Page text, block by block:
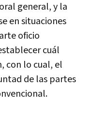
general, y la
en situaciones
oficio
cuál
con lo cual, el
de las partes